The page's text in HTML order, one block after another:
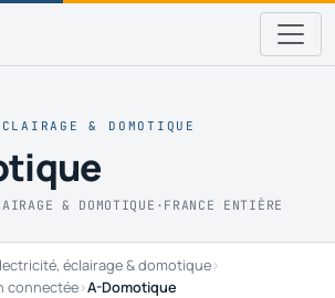
& DOMOTIQUE
& DOMOTIQUE · FRANCE ENTIÈRE
éclairage & domotique›
connectée›A-Domotique